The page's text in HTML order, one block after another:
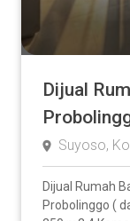
Dijual
Suyoso,
Dijual Rumah
Probolinggo (